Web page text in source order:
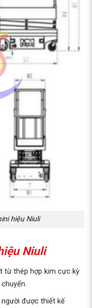
hiệu Niuli
Niuli
từ thép hợp kim cực kỳ
được thiết kế